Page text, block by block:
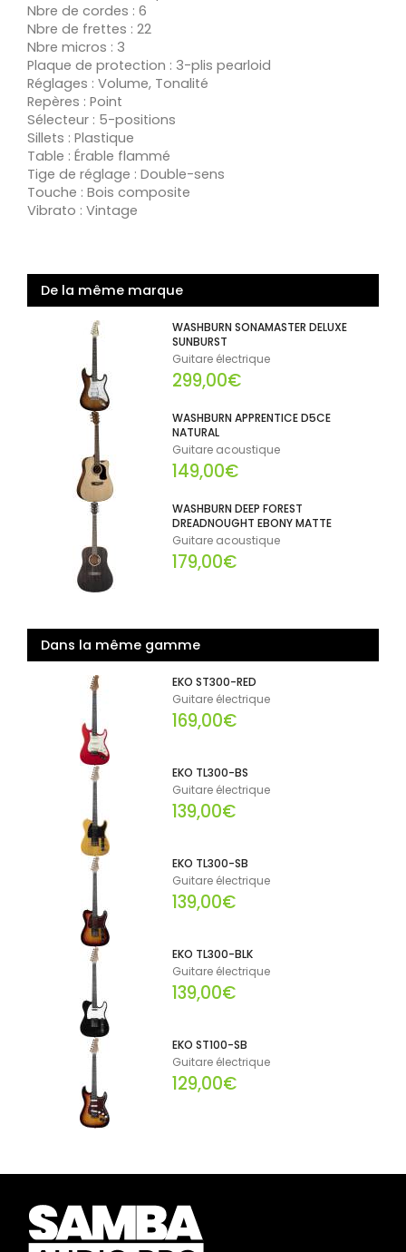
Nbre de cordes : 6
Nbre de frettes : 22
Nbre micros : 3
Plaque de protection : 3-plis pearloid
Réglages : Volume, Tonalité
Repères : Point
Sélecteur : 5-positions
Sillets : Plastique
Table : Érable flammé
Tige de réglage : Double-sens
Touche : Bois composite
Vibrato : Vintage
De la même marque
WASHBURN SONAMASTER DELUXE
SUNBURST
Guitare électrique
299,00€
WASHBURN APPRENTICE D5CE
NATURAL
Guitare acoustique
149,00€
WASHBURN DEEP FOREST
DREADNOUGHT EBONY MATTE
Guitare acoustique
179,00€
Dans la même gamme
EKO ST300-RED
Guitare électrique
169,00€
EKO TL300-BS
Guitare électrique
139,00€
EKO TL300-SB
Guitare électrique
139,00€
EKO TL300-BLK
Guitare électrique
139,00€
EKO ST100-SB
Guitare électrique
129,00€